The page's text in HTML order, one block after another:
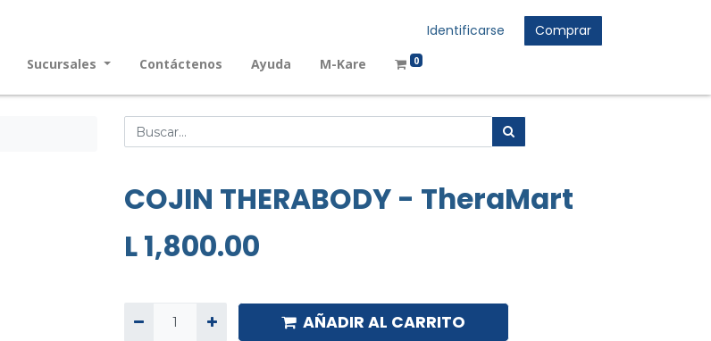
Identificarse Comprar
Sucursales Contáctenos Ayuda M-Kare 0
COJIN THERABODY - TheraMart
L1,800.00
AÑADIR AL CARRITO